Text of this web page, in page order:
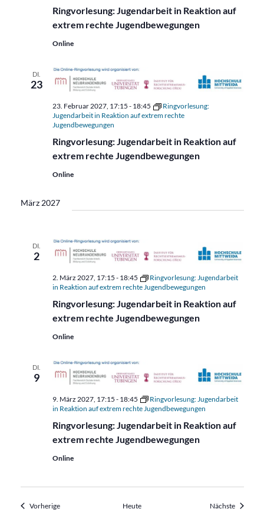
Ringvorlesung: Jugendarbeit in Reaktion auf
extrem rechte Jugendbewegungen
Online
DI.
23
Ringvorlesung: Jugendarbeit in Reaktion auf
extrem rechte Jugendbewegungen
23. Februar 2027, 17:15 - 18:45
Ringvorlesung:
Jugendarbeit in Reaktion auf extrem rechte
Jugendbewegungen
Online
März 2027
DI.
2
Ringvorlesung: Jugendarbeit in Reaktion auf
extrem rechte Jugendbewegungen
2. März 2027, 17:15 - 18:45
Ringvorlesung: Jugendarbeit
in Reaktion auf extrem rechte Jugendbewegungen
Online
DI.
9
Ringvorlesung: Jugendarbeit in Reaktion auf
extrem rechte Jugendbewegungen
9. März 2027, 17:15 - 18:45
Ringvorlesung: Jugendarbeit
in Reaktion auf extrem rechte Jugendbewegungen
Online
VorherigeVeranstaltungen Heute Nächste